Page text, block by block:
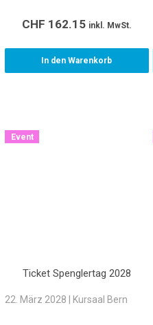
CHF 162.15 inkl. MwSt.
In den Warenkorb
Event
Ticket Spenglertag 2028
22. März 2028 | Kursaal Bern